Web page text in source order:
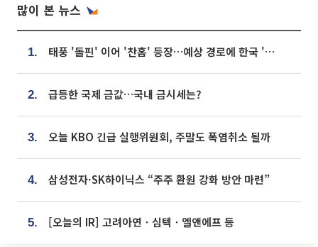
많이 본 뉴스
1. 태풍 '돌핀' 이어 '찬홈' 등장…예상 경로에 한국 '한숨'
2. 급등한 국제 금값…국내 금시세는?
3. 오늘 KBO 긴급 실행위원회, 주말도 폭염취소 될까
4. 삼성전자·SK하이닉스 “주주 환원 강화 방안 마련”
5. [오늘의 IR] 고려아연ㆍ심텍ㆍ엘앤에프 등